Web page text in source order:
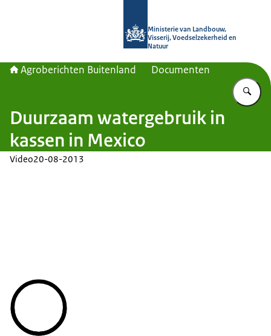
Ministerie van Landbouw,
Visserij, Voedselzekerheid en
Natuur
Agroberichten Buitenland Documenten
Duurzaam watergebruik in
kassen in Mexico
Video20-08-2013